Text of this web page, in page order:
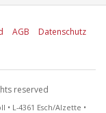
AGB
Datenschutz
reserved
• L-4361 Esch/Alzette •